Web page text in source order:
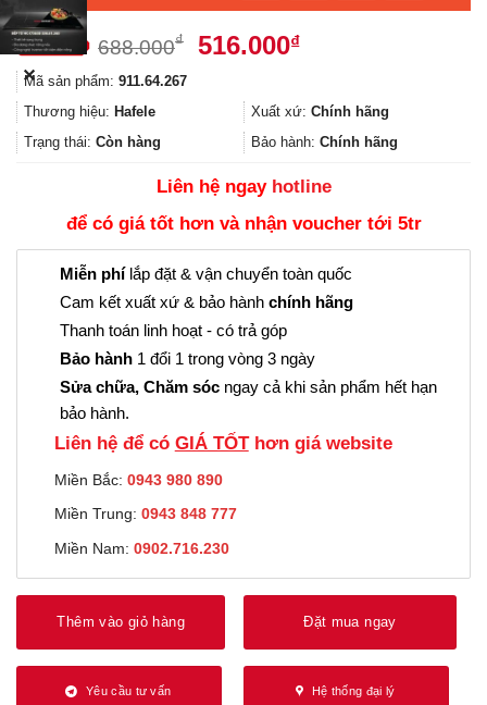
688.000₫
Giá
688.000₫.
516.000₫Giá
là:
516.000₫.
Mã sản phẩm: 911.64.267
Thương hiệu: Hafele Xuất xứ: Chính hãng
Trạng thái: Còn hàng Bảo hành: Chính hãng
Liên hệ ngay hotline
để có giá tốt hơn và nhận voucher tới 5tr
Miễn phílắp đặt & vận chuyển toàn quốc
Cam kết xuất xứ & bảo hành chính hãng
Thanh toán linh hoạt - có trả góp
Bảo hành 1 đổi 1 trong vòng 3 ngày
Sửa chữa, Chăm sóc ngay cả khi sản phẩm hết hạn
bảo hành.
Liên hệ để có GIÁ TỐThơn giá website
Miền Bắc: 0943 980 890
Miền Trung: 0943 848 777
Miền Nam: 0902.716.230
Thêm vào giỏ hàng Đặt mua ngay
Yêu cầu tư vấn Hệ thống đại lý
✕